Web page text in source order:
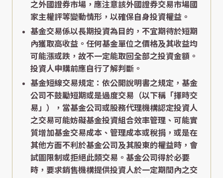
之外國證券市場，應注意該外國證券交易市場國
家主權評等變動情形，以確保自身投資權益。
基金交易係以長期投資為目的，不宜期待於短期
內獲取高收益。任何基金單位之價格及其收益均
可能漲或跌，故不一定能取回全部之投資金額。
投資人申購前應自行了解判斷。
基金短線交易規定：依公開說明書之規定，基金
公司不鼓勵短期或是過度交易（以下稱「擇時交
易」），當基金公司或股務代理機構認定投資人
之交易可能妨礙基金投資組合效率管理、可能實
質增加基金交易成本、管理成本或稅捐，或是在
其他方面不利於基金公司及其股東的權益時，會
試圖限制或拒絕此類交易。基金公司得於必要
時，要求銷售機構提供投資人於一定期間內之交